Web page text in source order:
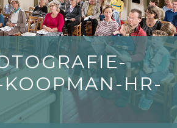
KOOPMAN-HR-